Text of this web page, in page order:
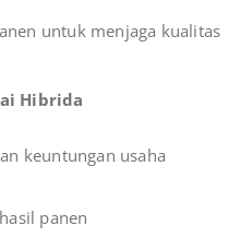
untuk menjaga kualitas
Hibrida
keuntungan usaha
panen